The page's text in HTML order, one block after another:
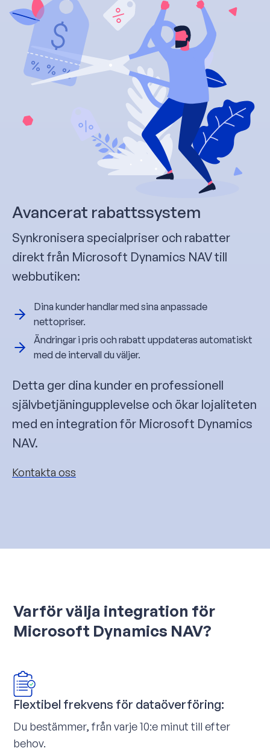
Avancerat rabattssystem
Synkronisera specialpriser och rabatter
direkt från Microsoft Dynamics NAV till
webbutiken:
Dina kunder handlar med sina anpassade
nettopriser.
Ändringar i pris och rabatt uppdateras automatiskt
med de intervall du väljer.
Detta ger dina kunder en professionell
självbetjäningupplevelse och ökar lojaliteten
med en integration för Microsoft Dynamics
NAV.
Kontakta oss
Varför välja integration för
Microsoft Dynamics NAV?
Flextibel frekvens för dataöverföring:
Du bestämmer, från varje 10:e minut till efter
behov.